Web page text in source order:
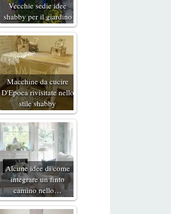
Vecchie sedie idee
shabby per il giardino
Macchine da cucire
D'Epoca rivisitate nello
stile shabby
Alcune idee di come
integrare un finto
camino nello…